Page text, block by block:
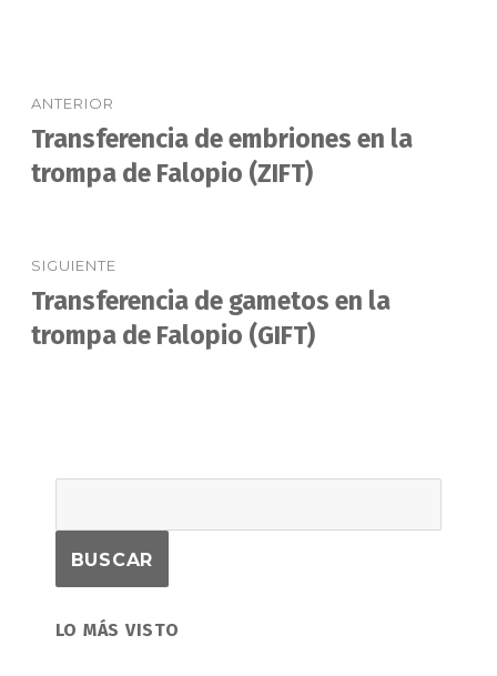
de
entradas
ANTERIOR
Entrada
anterior:
Transferencia de embriones en la
trompa de Falopio (ZIFT)
SIGUIENTE
Entrada
siguiente:
Transferencia de gametos en la
trompa de Falopio (GIFT)
LO MÁS VISTO